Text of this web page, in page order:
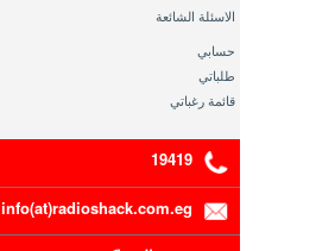
الاسئلة الشائعة
حسابي
طلباتي
قائمة رغباتي
19419
info(at)radioshack.com.eg